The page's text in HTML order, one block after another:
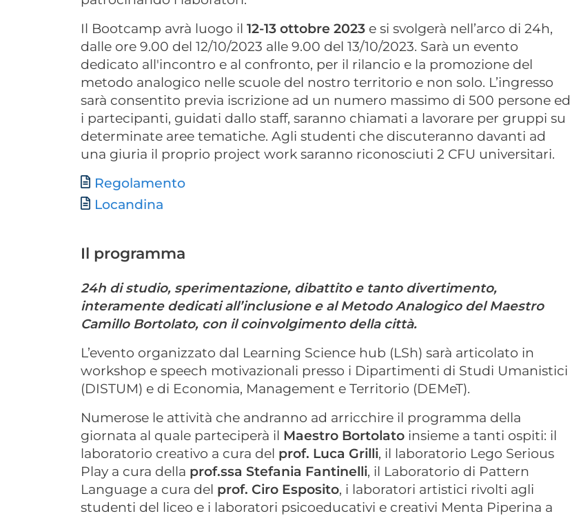
Il Bootcamp avrà luogo il 12-13 ottobre 2023 e si svolgerà nell’arco di 24h,
dalle ore 9.00 del 12/10/2023 alle 9.00 del 13/10/2023. Sarà un evento
dedicato all'incontro e al confronto, per il rilancio e la promozione del
metodo analogico nelle scuole del nostro territorio e non solo. L’ingresso
sarà consentito previa iscrizione ad un numero massimo di 500 persone ed
i partecipanti, guidati dallo staff, saranno chiamati a lavorare per gruppi su
determinate aree tematiche. Agli studenti che discuteranno davanti ad
una giuria il proprio project work saranno riconosciuti 2 CFU universitari.
Document
Regolamento
Locandina
Il programma
24h di studio, sperimentazione, dibattito e tanto divertimento,
interamente dedicati all’inclusione e al Metodo Analogico del Maestro
Camillo Bortolato, con il coinvolgimento della città.
L’evento organizzato dal Learning Science hub (LSh) sarà articolato in
workshop e speech motivazionali presso i Dipartimenti di Studi Umanistici
(DISTUM) e di Economia, Management e Territorio (DEMeT).
Numerose le attività che andranno ad arricchire il programma della
giornata al quale parteciperà il Maestro Bortolato insieme a tanti ospiti: il
laboratorio creativo a cura del prof. Luca Grilli, il laboratorio Lego Serious
Play a cura della prof.ssa Stefania Fantinelli, il Laboratorio di Pattern
Language a cura del prof. Ciro Esposito, i laboratori artistici rivolti agli
studenti del liceo e i laboratori psicoeducativi e creativi Menta Piperina a